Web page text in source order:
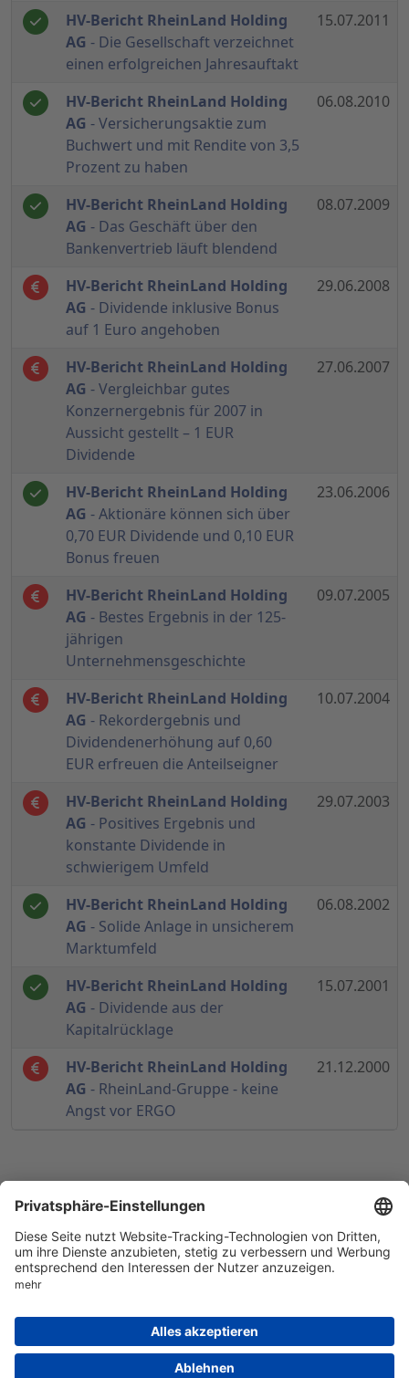
HV-Bericht RheinLand Holding
AG - Die Gesellschaft verzeichnet
einen erfolgreichen Jahresauftakt
15.07.2011
HV-Bericht RheinLand Holding
AG - Versicherungsaktie zum
Buchwert und mit Rendite von 3,5
Prozent zu haben
06.08.2010
HV-Bericht RheinLand Holding
AG - Das Geschäft über den
Bankenvertrieb läuft blendend
08.07.2009
HV-Bericht RheinLand Holding
AG - Dividende inklusive Bonus
auf 1 Euro angehoben
29.06.2008
HV-Bericht RheinLand Holding
AG - Vergleichbar gutes
Konzernergebnis für 2007 in
Aussicht gestellt – 1 EUR
Dividende
27.06.2007
HV-Bericht RheinLand Holding
AG - Aktionäre können sich über
0,70 EUR Dividende und 0,10 EUR
Bonus freuen
23.06.2006
HV-Bericht RheinLand Holding
AG - Bestes Ergebnis in der 125-
jährigen
Unternehmensgeschichte
09.07.2005
HV-Bericht RheinLand Holding
AG - Rekordergebnis und
Dividendenerhöhung auf 0,60
EUR erfreuen die Anteilseigner
10.07.2004
HV-Bericht RheinLand Holding
AG - Positives Ergebnis und
konstante Dividende in
schwierigem Umfeld
29.07.2003
HV-Bericht RheinLand Holding
AG - Solide Anlage in unsicherem
Marktumfeld
06.08.2002
HV-Bericht RheinLand Holding
AG - Dividende aus der
Kapitalrücklage
15.07.2001
HV-Bericht RheinLand Holding
AG - RheinLand-Gruppe - keine
Angst vor ERGO
21.12.2000
© 1998-2026by GSC Research GmbH
Datenschutz